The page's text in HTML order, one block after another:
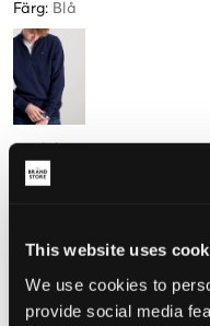
This website uses
We use cookies to
provide social media
Färg: Blå
Storlek
Upplevd storlek